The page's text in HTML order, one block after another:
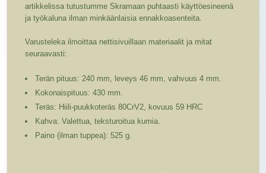
artikkelissa tutustumme Skramaan puhtaasti käyttöesineenä
ja työkaluna ilman minkäänlaisia ennakkoasenteita.
Varusteleka ilmoittaa nettisivuillaan materiaalit ja mitat
seuraavasti:
Terän pituus: 240 mm, leveys 46 mm, vahvuus 4 mm.
Kokonaispituus: 430 mm.
Teräs: Hiili-puukkoteräs 80CrV2, kovuus 59 HRC
Kahva: Valettua, teksturoitua kumia.
Paino (ilman tuppea): 525 g.